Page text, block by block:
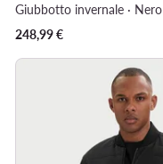
Giubbotto invernale · Nero
248,99€